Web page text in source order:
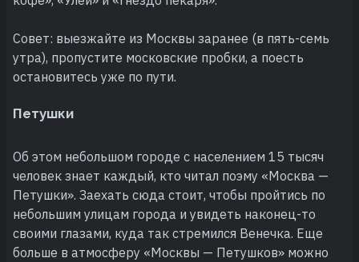
Совет: выезжайте из Москвы заранее (в пять-семь
утра), пропустите московские пробки, а поесть
остановитесь уже по пути.
Петушки
Об этом небольшом городе с населением 15 тысяч
человек знает каждый, кто читал поэму «Москва —
Петушки». Заехать сюда стоит, чтобы пройтись по
небольшим улицам города и увидеть наконец-то
своими глазами, куда так стремился Венечка. Еще
больше в атмосферу «Москвы — Петушков» можно